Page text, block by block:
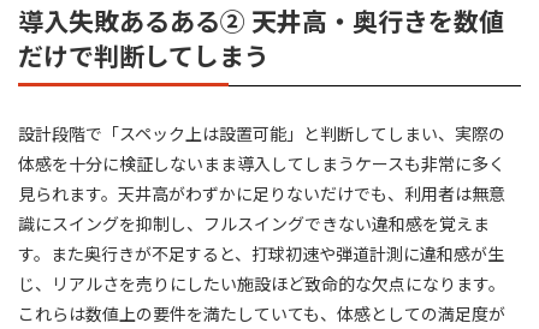
導入失敗あるある② 天井高・奥行きを数値
だけで判断してしまう
設計段階で「スペック上は設置可能」と判断してしまい、実際の
体感を十分に検証しないまま導入してしまうケースも非常に多く
見られます。天井高がわずかに足りないだけでも、利用者は無意
識にスイングを抑制し、フルスイングできない違和感を覚えま
す。また奥行きが不足すると、打球初速や弾道計測に違和感が生
じ、リアルさを売りにしたい施設ほど致命的な欠点になります。
これらは数値上の要件を満たしていても、体感としての満足度が